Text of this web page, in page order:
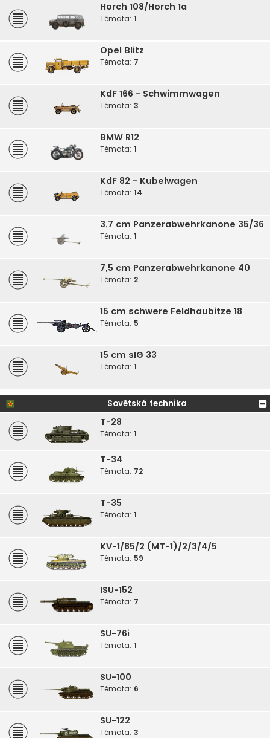
Horch 108/Horch 1a
Témata: 1
Opel Blitz
Témata: 7
KdF 166 - Schwimmwagen
Témata: 3
BMW R12
Témata: 1
KdF 82 - Kubelwagen
Témata: 14
3,7 cm Panzerabwehrkanone 35/36
Témata: 1
7,5 cm Panzerabwehrkanone 40
Témata: 2
15 cm schwere Feldhaubitze 18
Témata: 5
15 cm sIG 33
Témata: 1
Sovětská technika
T-28
Témata: 1
T-34
Témata: 72
T-35
Témata: 1
KV-1/85/2 (MT-1)/2/3/4/5
Témata: 59
ISU-152
Témata: 7
SU-76i
Témata: 1
SU-100
Témata: 6
SU-122
Témata: 3